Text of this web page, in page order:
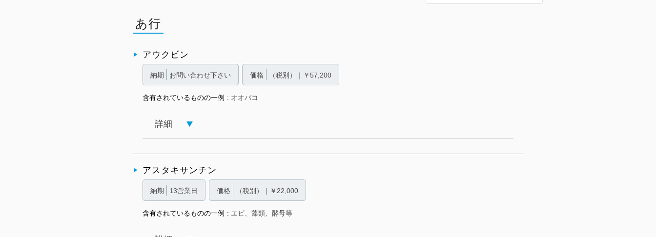
あ行
アウクビン
納期 お問い合わせ下さい 価格 （税別）｜￥57,200
含有されているものの一例 オオバコ
詳細
アスタキサンチン
納期 13営業日 価格 （税別）｜￥22,000
含有されているものの一例 エビ、藻類、酵母等